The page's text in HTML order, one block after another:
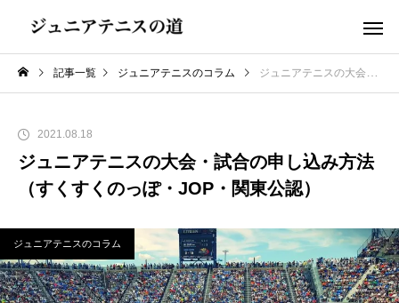
記事一覧 ジュニアテニスのコラム ジュニアテニスの大会・試合の申し込み方法（すくすくのっぽ・JOP・関東公認）
2021.08.18
ジュニアテニスの大会・試合の申し込み方法
（すくすくのっぽ・JOP・関東公認）
ジュニアテニスのコラム